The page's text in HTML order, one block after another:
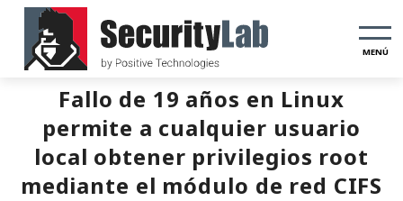
MENÚ
Fallo de 19 años en Linux
permite a cualquier usuario
local obtener privilegios root
mediante el módulo de red CIFS